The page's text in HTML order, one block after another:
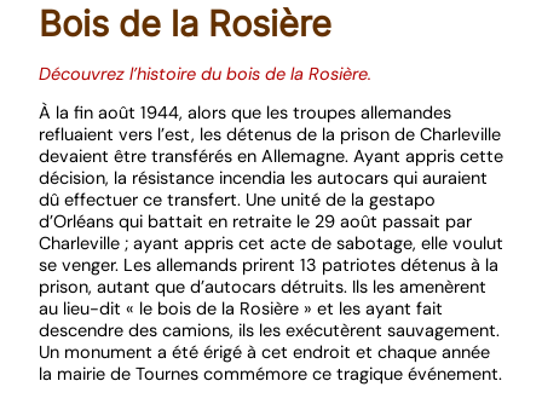
Bois de la Rosière
Découvrez l’histoire du bois de la Rosière.
À la fin août 1944, alors que les troupes allemandes
refluaient vers l’est, les détenus de la prison de Charleville
devaient être transférés en Allemagne. Ayant appris cette
décision, la résistance incendia les autocars qui auraient
dû effectuer ce transfert. Une unité de la gestapo
d’Orléans qui battait en retraite le 29 août passait par
Charleville ; ayant appris cet acte de sabotage, elle voulut
se venger. Les allemands prirent 13 patriotes détenus à la
prison, autant que d’autocars détruits. Ils les amenèrent
au lieu-dit « le bois de la Rosière » et les ayant fait
descendre des camions, ils les exécutèrent sauvagement.
Un monument a été érigé à cet endroit et chaque année
la mairie de Tournes commémore ce tragique événement.